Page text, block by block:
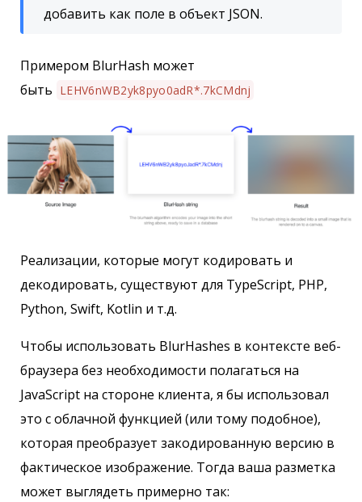
добавить как поле в объект JSON.
Примером BlurHash может
быть LEHV6nWB2yk8pyo0adR*.7kCMdnj
Реализации, которые могут кодировать и
декодировать, существуют для TypeScript, PHP,
Python, Swift, Kotlin и т.д.
Чтобы использовать BlurHashes в контексте веб-
браузера без необходимости полагаться на
JavaScript на стороне клиента, я бы использовал
это с облачной функцией (или тому подобное),
которая преобразует закодированную версию в
фактическое изображение. Тогда ваша разметка
может выглядеть примерно так: